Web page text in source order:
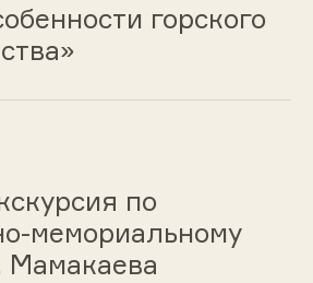
горского
по
мемориальному